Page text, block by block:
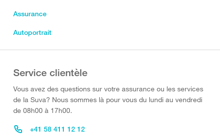
Assurance
Autoportrait
Service clientèle
Vous avez des questions sur votre assurance ou les services
de la Suva? Nous sommes là pour vous du lundi au vendredi
de 08h00 à 17h00.
+41 58 411 12 12